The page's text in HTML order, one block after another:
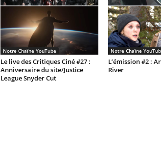
Notre Chaîne YouTube
Le live des Critiques Ciné #27 :
Anniversaire du site/Justice
League Snyder Cut
Notre Chaîne
L’émission #2 :
River